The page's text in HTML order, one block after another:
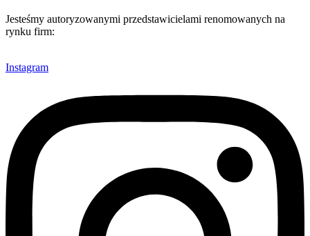
Jesteśmy autoryzowanymi przedstawicielami renomowanych na
rynku firm:
Instagram